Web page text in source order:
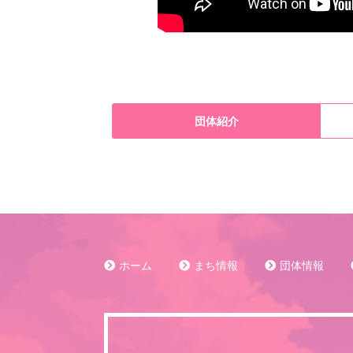
団体紹介
ホーム まち情報 団体情報